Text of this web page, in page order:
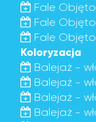
Fale
Fale
Fale
Koloryzacja
Balejaż -
Balejaż -
Balejaż -
Balejaż -